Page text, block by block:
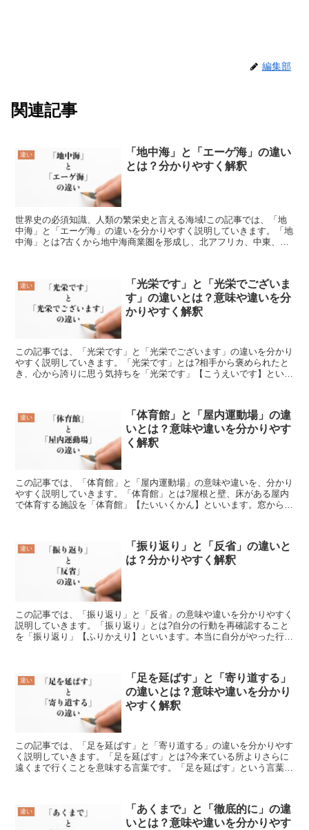
編集部
関連記事
違い
「地中海」と「エーゲ海」の違い
とは？分かりやすく解釈
世界史の必須知識、人類の繁栄史と言える海域!この記事では、「地
中海」と「エーゲ海」の違いを分かりやすく説明していきます。「地
中海」とは?古くから地中海商業圏を形成し、北アフリカ、中東、南
違い
「光栄です」と「光栄でございま
す」の違いとは？意味や違いを分
かりやすく解釈
この記事では、「光栄です」と「光栄でございます」の違いを分かり
やすく説明していきます。「光栄です」とは?相手から褒められたと
き、心から誇りに思う気持ちを「光栄です」【こうえいです】といい
違い
「体育館」と「屋内運動場」の違
いとは？意味や違いを分かりやす
く解釈
この記事では、「体育館」と「屋内運動場」の意味や違いを、分かり
やすく説明していきます。「体育館」とは?屋根と壁、床がある屋内
で体育する施設を「体育館」【たいいくかん】といいます。窓からは
違い
「振り返り」と「反省」の違いと
は？分かりやすく解釈
この記事では、「振り返り」と「反省」の意味や違いを分かりやすく
説明していきます。「振り返り」とは?自分の行動を再確認すること
を「振り返り」【ふりかえり】といいます。本当に自分がやった行為
違い
「足を延ばす」と「寄り道する」
の違いとは？意味や違いを分かり
やすく解釈
この記事では、「足を延ばす」と「寄り道する」の違いを分かりやす
く説明していきます。「足を延ばす」とは?今来ている所よりさらに
遠くまで行くことを意味する言葉です。「足を延ばす」という言葉
違い
「あくまで」と「徹底的に」の違
いとは？意味や違いを分かりやす